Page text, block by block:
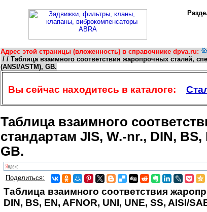
Адрес этой страницы (вложенность) в справочнике dpva.ru:
/ / Таблица взаимного соответствия жаропрочных сталей,
(ANSI/ASTM), GB.
Вы сейчас находитесь в каталоге:
Таблица взаимного
стандартам JIS, W.-nr., DIN,
GB.
Поделиться:
Таблица взаимного соответствия
DIN, BS, EN, AFNOR, UNI, UNE, SS, AISI/